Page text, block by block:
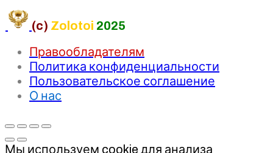
(c) Zolotoi 2025
Правообладателям
Политика конфиденциальности
Пользовательское соглашение
О нас
Мы используем cookie для анализа